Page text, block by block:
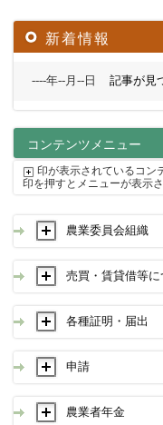
新着情報
----年--月--日 記事が見
コンテンツメニュー
印が表示されているコン
印を押すとメニューが表示
農業委員会組織
売買・賃貸借等に
各種証明・届出
申請
農業者年金